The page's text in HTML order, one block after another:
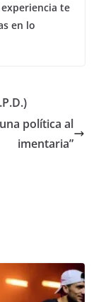
experiencia te
en lo
política al
imentaria”